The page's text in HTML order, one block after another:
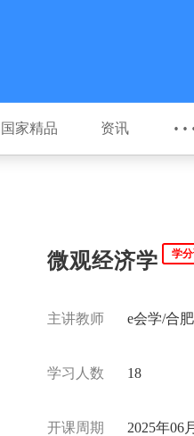
国家精品 资讯
微观经济学 学
主讲教师 e会学/合
学习人数 18
开课周期 2025年06